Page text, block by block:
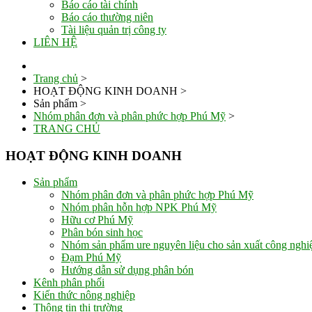
Báo cáo tài chính
Báo cáo thường niên
Tài liệu quản trị công ty
LIÊN HỆ
Trang chủ >
HOẠT ĐỘNG KINH DOANH >
Sản phẩm >
Nhóm phân đơn và phân phức hợp Phú Mỹ >
TRANG CHỦ
HOẠT ĐỘNG KINH DOANH
Sản phẩm
Nhóm phân đơn và phân phức hợp Phú Mỹ
Nhóm phân hỗn hợp NPK Phú Mỹ
Hữu cơ Phú Mỹ
Phân bón sinh học
Nhóm sản phẩm ure nguyên liệu cho sản xuất công
Đạm Phú Mỹ
Hướng dẫn sử dụng phân bón
Kênh phân phối
Kiến thức nông nghiệp
Thông tin thị trường